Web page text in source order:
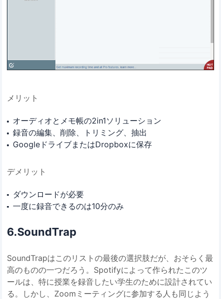
メリット
オーディオとメモ帳の2in1ソリューション
録音の編集、削除、トリミング、抽出
GoogleドライブまたはDropboxに保存
デメリット
ダウンロードが必要
一度に録音できるのは10分のみ
6.SoundTrap
SoundTrapはこのリストの最後の選択肢だが、おそらく最
高のものの一つだろう。Spotifyによって作られたこのツ
ールは、特に授業を録音したい学生のために設計されてい
る。しかし、Zoomミーティングに参加する人も同じよう